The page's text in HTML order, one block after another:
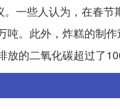
一些人认为，在春
。此外，炸糕的制
的二氧化碳超过了